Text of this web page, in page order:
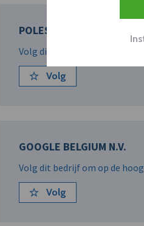
POLESTAR AUTOMOTIVE
Volg dit bedrijf om op de
Volg
GOOGLE BELGIUM N.V.
Volg dit bedrijf om op de
Volg